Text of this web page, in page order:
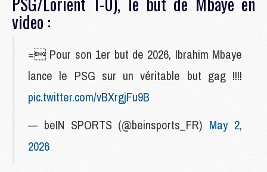
video :
= Pour son 1er but de 2026, Ibrahim Mbaye
lance le PSG sur un véritable but gag !!!!
pic.twitter.com/vBXrgjFu9B
— beIN SPORTS (@beinsports_FR) May 2,
2026